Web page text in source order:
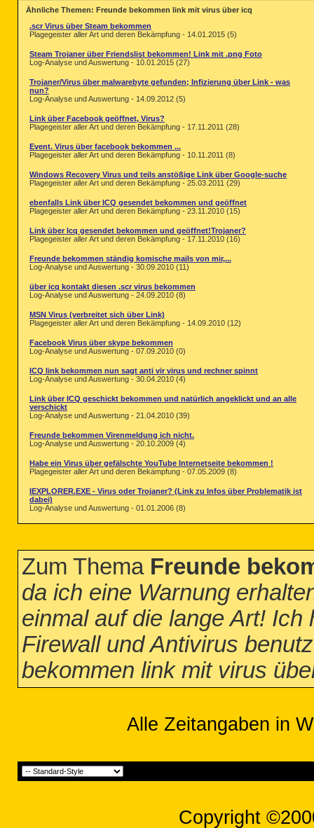
Ähnliche Themen: Freunde bekommen link mit virus über icq
.scr Virus über Steam bekommen
Plagegeister aller Art und deren Bekämpfung - 14.01.2015 (5)
Steam Trojaner über Friendslist bekommen! Link mit .png Foto
Log-Analyse und Auswertung - 10.01.2015 (27)
Trojaner/Virus über malwarebyte gefunden; Infizierung über Link - was
nun?
Log-Analyse und Auswertung - 14.09.2012 (5)
Link über Facebook geöffnet, Virus?
Plagegeister aller Art und deren Bekämpfung - 17.11.2011 (28)
Event. Virus über facebook bekommen ...
Plagegeister aller Art und deren Bekämpfung - 10.11.2011 (8)
Windows Recovery Virus und teils anstößige Link über Google-suche
Plagegeister aller Art und deren Bekämpfung - 25.03.2011 (29)
ebenfalls Link über ICQ gesendet bekommen und geöffnet
Plagegeister aller Art und deren Bekämpfung - 23.11.2010 (15)
Link über Icq gesendet bekommen und geöffnet!Trojaner?
Plagegeister aller Art und deren Bekämpfung - 17.11.2010 (16)
Freunde bekommen ständig komische mails von mir,...
Log-Analyse und Auswertung - 30.09.2010 (11)
über icq kontakt diesen .scr virus bekommen
Log-Analyse und Auswertung - 24.09.2010 (8)
MSN Virus (verbreitet sich über Link)
Plagegeister aller Art und deren Bekämpfung - 14.09.2010 (12)
Facebook Virus über skype bekommen
Log-Analyse und Auswertung - 07.09.2010 (0)
ICQ link bekommen nun sagt anti vir virus und rechner spinnt
Log-Analyse und Auswertung - 30.04.2010 (4)
Link über ICQ geschickt bekommen und natürlich angeklickt und an alle
verschickt
Log-Analyse und Auswertung - 21.04.2010 (39)
Freunde bekommen Virenmeldung ich nicht.
Log-Analyse und Auswertung - 20.10.2009 (4)
Habe ein Virus über gefälschte YouTube Internetseite bekommen !
Plagegeister aller Art und deren Bekämpfung - 07.05.2009 (8)
IEXPLORER.EXE - Virus oder Trojaner? (Link zu Infos über Problematik ist
dabei)
Log-Analyse und Auswertung - 01.01.2006 (8)
Zum Thema Freunde
da ich eine Warnung
einmal auf die lange Art!
Firewall und Antivirus
bekommen link mit virus
Alle Zeitangaben in
Copyright